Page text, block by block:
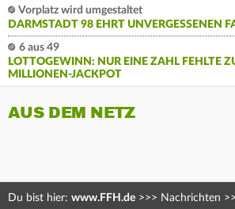
Vorplatz wird umgestaltet
DARMSTADT 98 EHRT UNVERGESSENEN
6 aus 49
LOTTOGEWINN: NUR EINE ZAHL FEHLTE
MILLIONEN-JACKPOT
AUS DEM NETZ
Du bist hier: www.FFH.de >>> Nachrichten